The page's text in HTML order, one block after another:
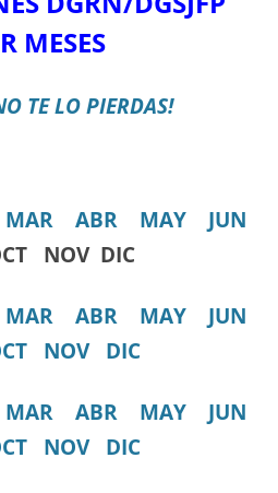
MESES
TE LO PIERDAS!
MAR ABR MAY
JUN
NOV DIC
MAR ABR MAY
JUN
NOV DIC
MAR ABR MAY
JUN
NOV DIC